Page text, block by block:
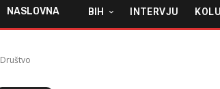
NASLOVNA BIH INTERVJU
Društvo